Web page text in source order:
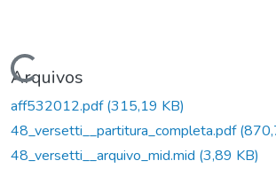
Carregando...
Arquivos
aff532012.pdf(315,19 KB)
48_versetti__partitura_completa.pdf
48_versetti__arquivo_mid.mid (3,89 KB)